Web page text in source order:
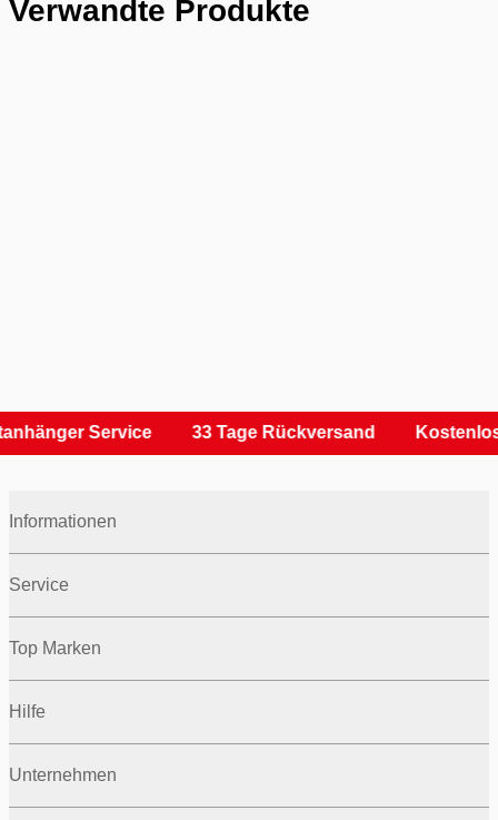
Verwandte Produkte
Service 33 Tage Rückversand
Informationen
Service
Top Marken
Hilfe
Unternehmen